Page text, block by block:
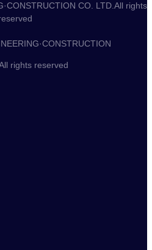
CO. LTD.All rights
rights reserved